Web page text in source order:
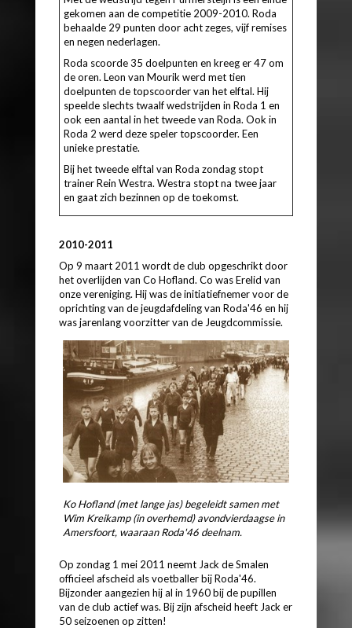
gekomen aan de competitie 2009-2010. Roda
behaalde 29 punten door acht zeges, vijf remises
en negen nederlagen.
Roda scoorde 35 doelpunten en kreeg er 47 om
de oren. Leon van Mourik werd met tien
doelpunten de topscoorder van het elftal. Hij
speelde slechts twaalf wedstrijden in Roda 1 en
ook een aantal in het tweede van Roda. Ook in
Roda 2 werd deze speler topscoorder. Een
unieke prestatie.
Bij het tweede elftal van Roda zondag stopt
trainer Rein Westra. Westra stopt na twee jaar
en gaat zich bezinnen op de toekomst.
2010-2011
Op 9 maart 2011 wordt de club opgeschrikt door
het overlijden van Co Hofland. Co was Erelid van
onze vereniging. Hij was de initiatiefnemer voor de
oprichting van de jeugdafdeling van Roda'46 en hij
was jarenlang voorzitter van de Jeugdcommissie.
Ko Hofland (met lange jas) begeleidt samen met
Wim Kreikamp (in overhemd) avondvierdaagse in
Amersfoort, waaraan Roda'46 deelnam.
Op zondag 1 mei 2011 neemt Jack de Smalen
officieel afscheid als voetballer bij Roda'46.
Bijzonder aangezien hij al in 1960 bij de pupillen
van de club actief was. Bij zijn afscheid heeft Jack er
50 seizoenen op zitten!